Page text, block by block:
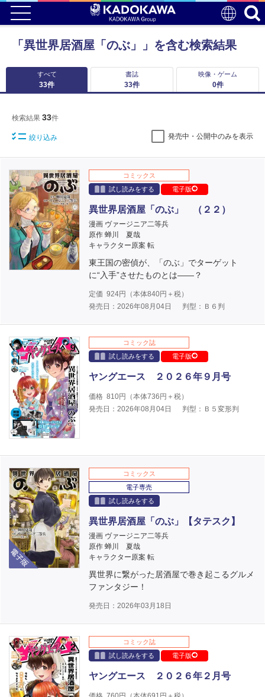
「異世界居酒屋「のぶ」」を含む検索結果
すべて
33件
書誌
33件
映像・ゲーム
0件
検索結果 33件
絞り込み 発売中・公開中のみを表示
コミックス
試し読みをする
電子版
異世界居酒屋「のぶ」 （２２）
漫画 ヴァージニア二等兵
原作 蝉川 夏哉
キャラクター原案 転
東王国の密偵が、「のぶ」でターゲット
に“入手”させたものとは――？
定価 924円（本体840円＋税）
発売日：2026年08月04日
判型：Ｂ６判
コミック誌
試し読みをする
電子版
ヤングエース ２０２６年９月号
価格 810円（本体736円＋税）
発売日：2026年08月04日
判型：Ｂ５変形判
電子版
コミックス
電子専売
試し読みをする
異世界居酒屋「のぶ」【タテスク】
漫画 ヴァージニア二等兵
原作 蝉川 夏哉
キャラクター原案 転
異世界に繋がった居酒屋で巻き起こるグルメ
ファンタジー！
発売日：2026年03月18日
コミック誌
試し読みをする
電子版
ヤングエース ２０２６年２月号